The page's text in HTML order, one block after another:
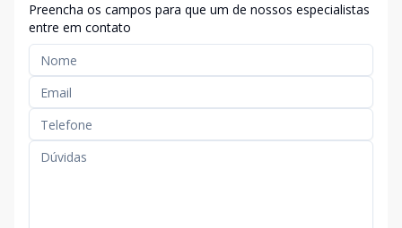
Preencha os campos para que um de nossos especialistas
entre em contato